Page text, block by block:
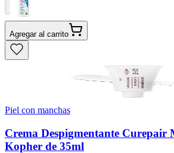
Agregar al carrito
Piel con manchas
Crema Despigmentante Curepair
Kopher de 35ml